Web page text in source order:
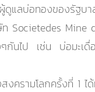
ดูแลบ่อทองของรัฐบ
Societedes Mine
กันไป เช่น บ่อมะเ
งครามโลกครั้งที่ 1